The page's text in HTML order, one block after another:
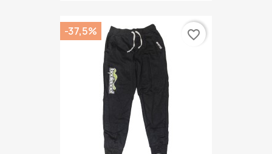
-37,5% favorite_border